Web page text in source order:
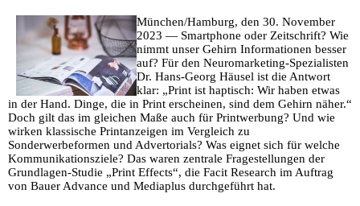
München/Hamburg, den 30. November
2023 — Smartphone oder Zeitschrift? Wie
nimmt unser Gehirn Informationen besser
auf? Für den Neuromarketing-Spezialisten
Dr. Hans-Georg Häusel ist die Antwort
klar: „Print ist haptisch: Wir haben etwas
in der Hand. Dinge, die in Print erscheinen, sind dem Gehirn näher.“
Doch gilt das im gleichen Maße auch für Printwerbung? Und wie
wirken klassische Printanzeigen im Vergleich zu
Sonderwerbeformen und Advertorials? Was eignet sich für welche
Kommunikationsziele? Das waren zentrale Fragestellungen der
Grundlagen-Studie „Print Effects“, die Facit Research im Auftrag
von Bauer Advance und Mediaplus durchgeführt hat.